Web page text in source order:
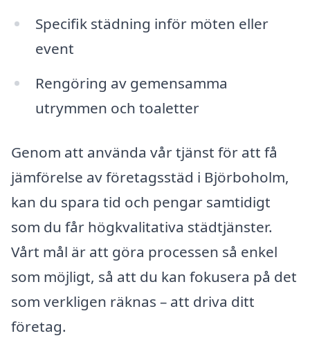
Specifik städning inför möten eller
event
Rengöring av gemensamma
utrymmen och toaletter
Genom att använda vår tjänst för att få
jämförelse av företagsstäd i Björboholm,
kan du spara tid och pengar samtidigt
som du får högkvalitativa städtjänster.
Vårt mål är att göra processen så enkel
som möjligt, så att du kan fokusera på det
som verkligen räknas – att driva ditt
företag.